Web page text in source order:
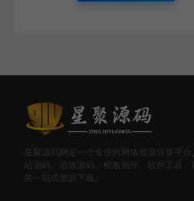
星聚源码网是一个专业的网络资源分享平
站源码、游戏源码、模板插件、软件工具
供一站式资源下载。